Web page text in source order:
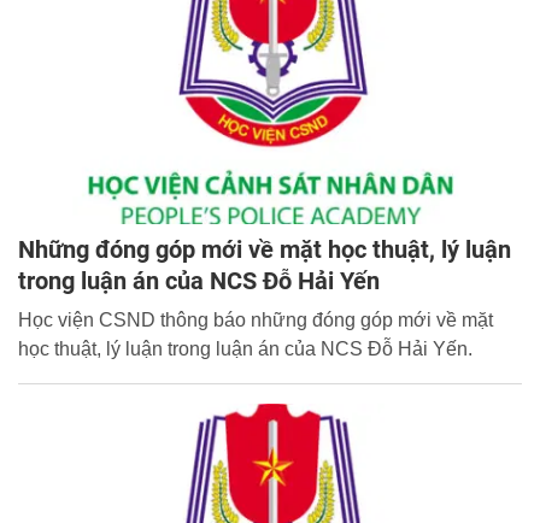
Những đóng góp mới về mặt học thuật, lý luận
trong luận án của NCS Đỗ Hải Yến
Học viện CSND thông báo những đóng góp mới về mặt
học thuật, lý luận trong luận án của NCS Đỗ Hải Yến.